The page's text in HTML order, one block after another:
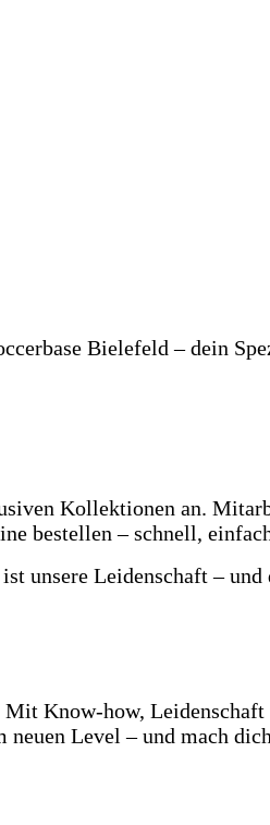
Bielefeld – dein
Kollektionen an.
bestellen – schnell,
unsere Leidenschaft – und
Know-how,
neuen Level – und mach